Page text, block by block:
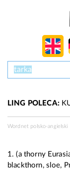
LING POLECA:
Wordnet polsko-angielski
1. (a thorny
blackthorn, sloe,